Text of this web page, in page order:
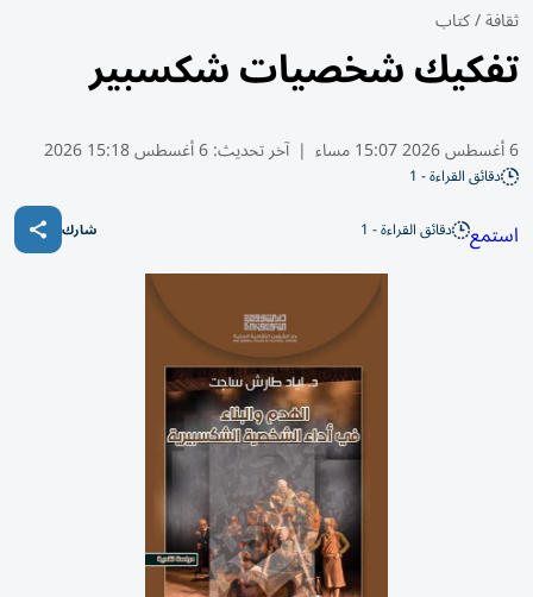
ثقافة/كتاب
تفكيك شخصيات شكسبير
6 أغسطس 2026 15:07 مساء | آخر تحديث:6 أغسطس 15:18 2026
دقائق القراءة - 1
استمع دقائق القراءة - 1 شارك